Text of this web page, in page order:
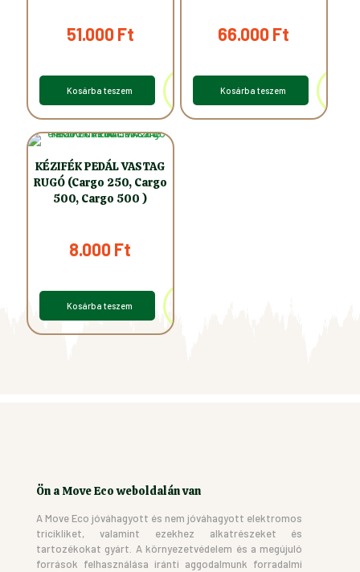
51.000Ft
Kosárba teszem
66.000Ft
Kosárba teszem
KÉZIFÉK PEDÁL VASTAG
RUGÓ (Cargo 250, Cargo
500, Cargo 500 )
8.000Ft
Kosárba teszem
Ön a Move Eco weboldalán van
A Move Eco jóváhagyott és nem jóváhagyott elektromos
tricikliket, valamint ezekhez alkatrészeket és
tartozékokat gyárt. A környezetvédelem és a megújuló
források felhasználása iránti aggodalmunk forradalmi